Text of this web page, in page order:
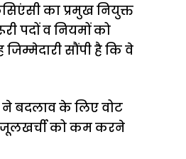
का प्रमुख नियुक्त
पदों व नियमों को
सौंपी है कि वे
ने बदलाव के लिए वोट
को कम करने